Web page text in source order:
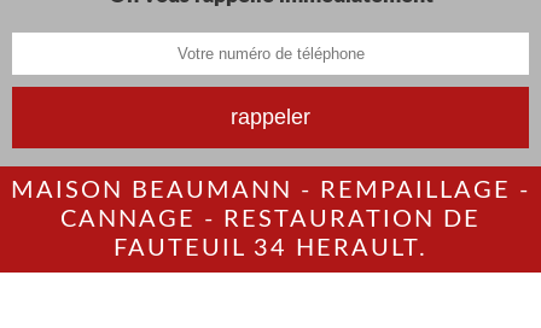
MAISON BEAUMANN - REMPAILLAGE -
CANNAGE - RESTAURATION DE
FAUTEUIL 34 HERAULT.